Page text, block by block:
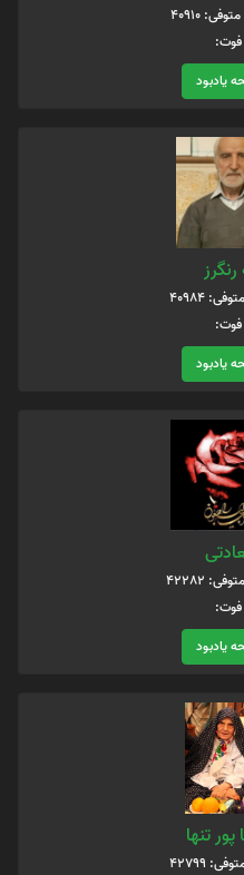
یادبود
یادبود
یادبود
تنها